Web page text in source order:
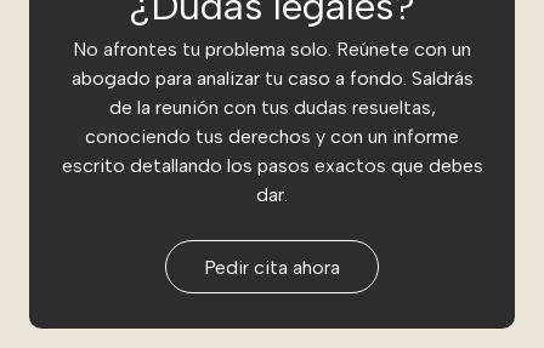
No afrontes tu problema solo. Reúnete con un
abogado para analizar tu caso a fondo. Saldrás
de la reunión con tus dudas resueltas,
conociendo tus derechos y con un informe
escrito detallando los pasos exactos que debes
dar.
Pedir cita ahora